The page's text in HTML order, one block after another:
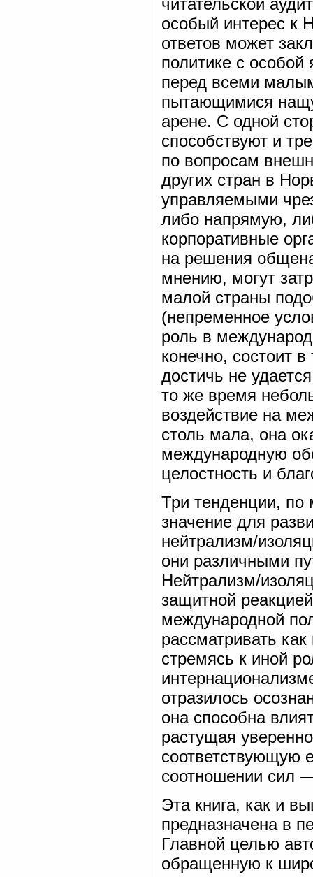
читательской
особый интерес к
ответов может
политике с
перед всеми
пытающимися
арене. С одной
способствуют и
по вопросам
других стран в
управляемыми
либо напрямую,
корпоративные
на решения
мнению, могут
малой страны
(непременное
роль в
конечно, состоит
достичь не
то же время
воздействие на
столь мала, она
международную
целостность и
Три тенденции,
значение для
нейтрализм/
они различными
Нейтрализм/
защитной
международной
рассматривать
стремясь к иной
отразилось
она способна
растущая
соответствующую
соотношении сил
Эта книга, как и
предназначена в
Главной целью
обращенную к